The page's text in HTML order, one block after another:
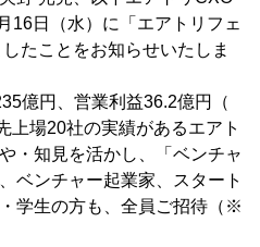
16日（水）に「エアトリフェ
たことをお知らせいたしま
億円、営業利益36.2億円（
場20社の実績があるエアト
・知見を活かし、「ベンチャ
ベンチャー起業家、スタート
学生の方も、全員ご招待（※